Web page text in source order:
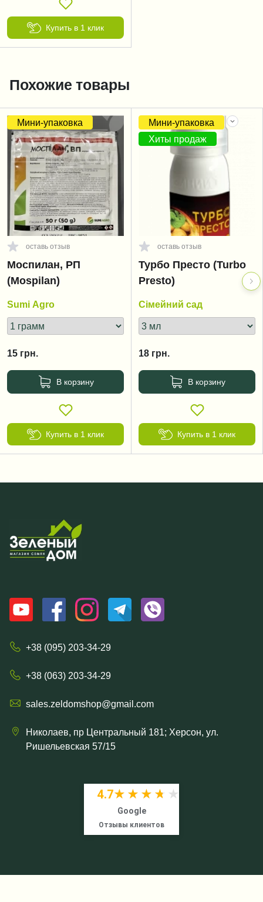
Купить в 1 клик
Похожие товары
Мини-упаковка
оставь отзыв
Моспилан, РП
(Mospilan)
Sumi Agro
15 грн.
В корзину
Купить в 1 клик
Мини-упаковка
Хиты продаж
оставь отзыв
Турбо Престо (Turbo
Presto)
Сімейний сад
18 грн.
В корзину
Купить в 1 клик
+38 (095) 203-34-29
+38 (063) 203-34-29
sales.zeldomshop@gmail.com
Николаев, пр Центральный 181; Херсон, ул.
Ришельевская 57/15
4.7★★★★★
★★★★★
Google
Отзывы клиентов